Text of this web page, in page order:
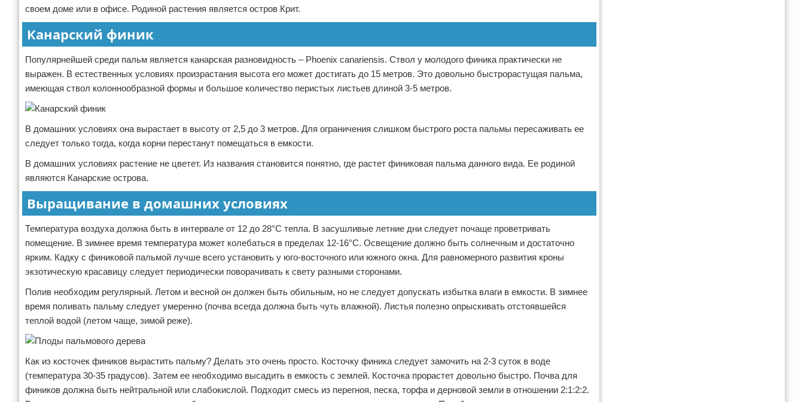
своем доме или в офисе. Родиной растения является остров Крит.
Канарский финик
Популярнейшей среди пальм является канарская разновидность – Phoenix canariensis. Ствол у молодого финика практически не
выражен. В естественных условиях произрастания высота его может достигать до 15 метров. Это довольно быстрорастущая пальма,
имеющая ствол колоннообразной формы и большое количество перистых листьев длиной 3-5 метров.
В домашних условиях она вырастает в высоту от 2,5 до 3 метров. Для ограничения слишком быстрого роста пальмы пересаживать ее
следует только тогда, когда корни перестанут помещаться в емкости.
В домашних условиях растение не цветет. Из названия становится понятно, где растет финиковая пальма данного вида. Ее родиной
являются Канарские острова.
Выращивание в домашних условиях
Температура воздуха должна быть в интервале от 12 до 28°С тепла. В засушливые летние дни следует почаще проветривать
помещение. В зимнее время температура может колебаться в пределах 12-16°С. Освещение должно быть солнечным и достаточно
ярким. Кадку с финиковой пальмой лучше всего установить у юго-восточного или южного окна. Для равномерного развития кроны
экзотическую красавицу следует периодически поворачивать к свету разными сторонами.
Полив необходим регулярный. Летом и весной он должен быть обильным, но не следует допускать избытка влаги в емкости. В зимнее
время поливать пальму следует умеренно (почва всегда должна быть чуть влажной). Листья полезно опрыскивать отстоявшейся
теплой водой (летом чаще, зимой реже).
Как из косточек фиников вырастить пальму? Делать это очень просто. Косточку финика следует замочить на 2-3 суток в воде
(температура 30-35 градусов). Затем ее необходимо высадить в емкость с землей. Косточка прорастет довольно быстро. Почва для
фиников должна быть нейтральной или слабокислой. Подходит смесь из перегноя, песка, торфа и дерновой земли в отношении 2:1:2:2.